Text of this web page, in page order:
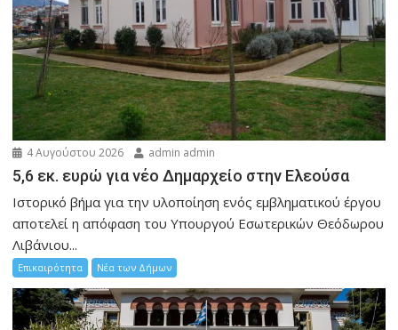
4 Αυγούστου 2026 admin admin
5,6 εκ. ευρώ για νέο Δημαρχείο στην Ελεούσα
Ιστορικό βήμα για την υλοποίηση ενός εμβληματικού έργου
αποτελεί η απόφαση του Υπουργού Εσωτερικών Θεόδωρου
Λιβάνιου...
Επικαιρότητα Νέα των Δήμων